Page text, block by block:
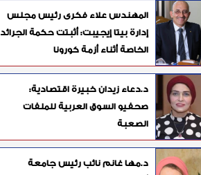
المهندس علاء فكرى رئيس مجلس
إدارة بيتا إيجيبت: أثبتت حكمة الجرائد
الخاصة أثناء أزمة كورونا
د.دعاء زيدان خبيرة اقتصادية:
صحفيو السوق العربية للملفات
الصعبة
د.مها غانم نائب رئيس جامعة